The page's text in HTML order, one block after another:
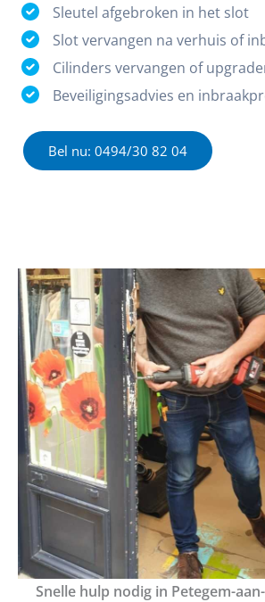
Sleutel afgebroken in het slot
Slot vervangen na verhuis of
Cilinders vervangen of
Beveiligingsadvies en
Bel nu: 0494/30 82 04
Snelle hulp nodig in Petegem-